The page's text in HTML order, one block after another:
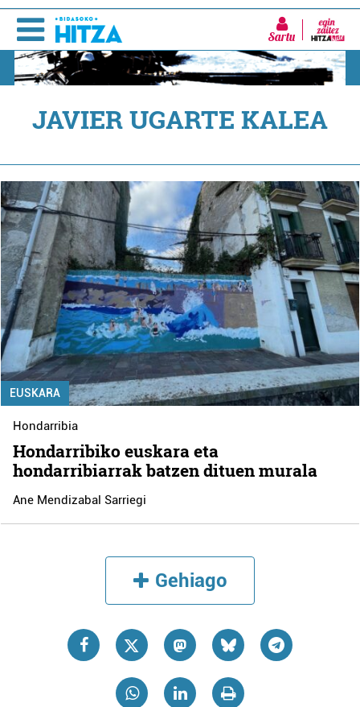
Sartu
JAVIER UGARTE KALEA
EUSKARA
Hondarribia
Hondarribiko euskara eta
hondarribiarrak batzen dituen murala
Ane Mendizabal Sarriegi
Gehiago